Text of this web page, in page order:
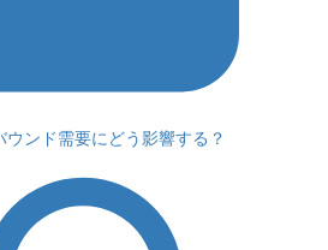
ンド需要にどう影響する？